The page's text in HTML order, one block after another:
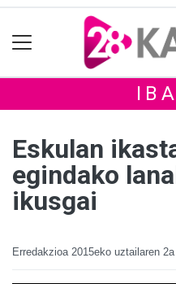
Eskulan
egindako
ikusgai
Erredakzioa 2015eko uztailaren 2a